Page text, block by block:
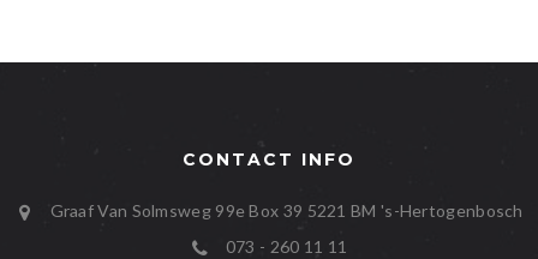
CONTACT INFO
Graaf Van Solmsweg 99e Box 39 5221 BM 's-Hertogenbosch
073 - 260 11 11